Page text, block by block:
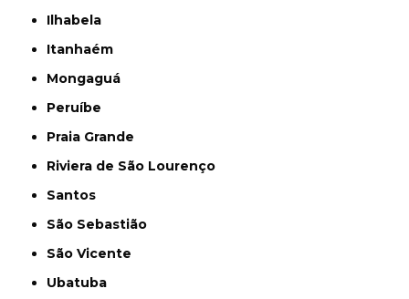
Ilhabela
Itanhaém
Mongaguá
Peruíbe
Praia Grande
Riviera de São Lourenço
Santos
São Sebastião
São Vicente
Ubatuba